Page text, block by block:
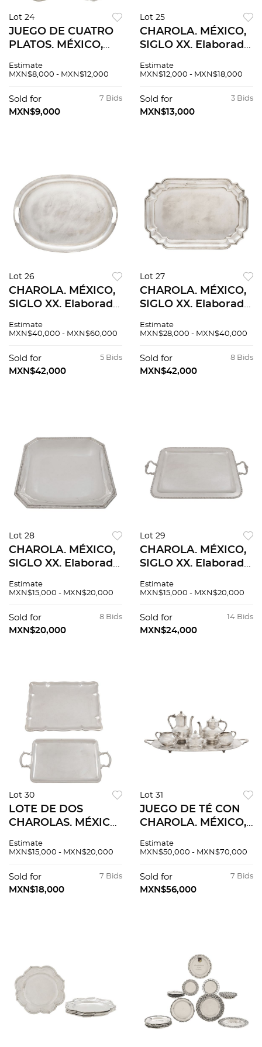
Lot 24
JUEGO DE CUATRO
PLATOS. MÉXICO,
Elaborados en plata
dos en SANBORNS y
uno en CARAL.
Estimate
MXN$8,000 - MXN$12,000
7 Bids
Sold for
MXN$9,000
Lot 25
CHAROLA. MÉXICO,
SIGLO XX. Elaborada
Sterling, ley 0.925.
Estimate
MXN$12,000 - MXN$18,000
3 Bids
Sold for
MXN$13,000
Lot 26
CHAROLA. MÉXICO,
SIGLO XX. Elaborada
Sterling, ley 0.925.
cm.
Estimate
MXN$40,000 - MXN$60,000
5 Bids
Sold for
MXN$42,000
Lot 27
CHAROLA. MÉXICO,
SIGLO XX. Elaborada
Sterling, ley 0.925
cm.
Estimate
MXN$28,000 - MXN$40,000
8 Bids
Sold for
MXN$42,000
Lot 28
CHAROLA. MÉXICO,
SIGLO XX. Elaborada
Sterling, ley 0.925
bordes prensados.
36 x 36 cm.
Estimate
MXN$15,000 - MXN$20,000
8 Bids
Sold for
MXN$20,000
Lot 29
CHAROLA. MÉXICO,
SIGLO XX. Elaborada
Sterling, ley 0.925.
bordes prensados.
36.5 x 53 cm.
Estimate
MXN$15,000 - MXN$20,000
14 Bids
Sold for
MXN$24,000
Lot 30
LOTE DE DOS
CHAROLAS. MÉXICO,
Elaboradas en plata
Sterling, ley 0.925.
Estimate
MXN$15,000 - MXN$20,000
7 Bids
Sold for
MXN$18,000
Lot 31
JUEGO DE TÉ CON
CHAROLA. MÉXICO,
en plata SANBORNS,
Piezas 6.
Estimate
MXN$50,000 - MXN$70,000
7 Bids
Sold for
MXN$56,000